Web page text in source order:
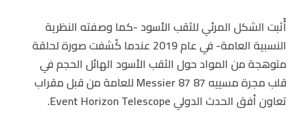
أُثبت الشكل المرئي للثقب الأسود -كما وصفته النظرية
النسبية العامة- في عام 2019 عندما كُشفت صورة لحلقة
متوهجة من المواد حول الثقب الأسود الهائل الحجم في
قلب مجرة مسييه Messier 87 87 للعامة من قبل مقراب
تعاون أفق الحدث الدولي Event Horizon Telescope.